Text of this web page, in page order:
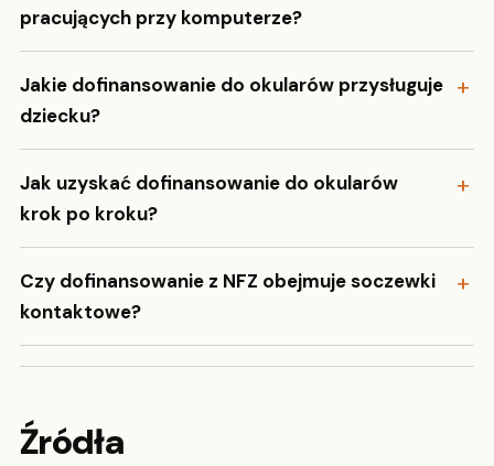
pracujących przy komputerze?
Jakie dofinansowanie do okularów przysługuje
dziecku?
Jak uzyskać dofinansowanie do okularów
krok po kroku?
Czy dofinansowanie z NFZ obejmuje soczewki
kontaktowe?
Źródła